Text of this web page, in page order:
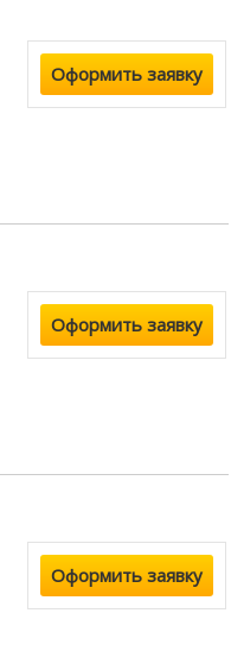
Оформить заявку
Оформить заявку
Оформить заявку